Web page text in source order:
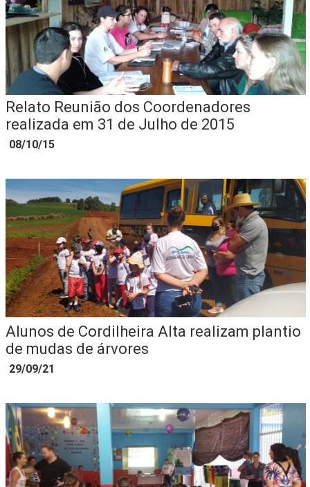
Relato Reunião dos Coordenadores
realizada em 31 de Julho de 2015
08/10/15
Alunos de Cordilheira Alta realizam plantio
de mudas de árvores
29/09/21